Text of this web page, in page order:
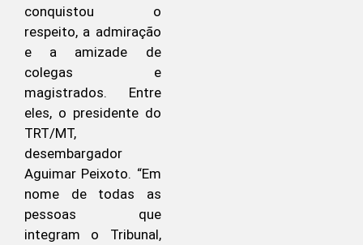
conquistou o
respeito, a admiração
e a amizade de
colegas e
magistrados. Entre
eles, o presidente do
TRT/MT,
desembargador
Aguimar Peixoto. “Em
nome de todas as
pessoas que
integram o Tribunal,